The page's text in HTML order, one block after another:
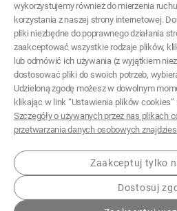
Pomoc
Płatności i
Informacje
O nas
wykorzystujemy również do mierzenia
korzystania z naszej strony internetowej.
pliki niezbędne do poprawnego działania
zaakceptować wszystkie rodzaje plików,
lub odmówić ich używania (z wyjątkiem
dostosować pliki do swoich potrzeb,
Udzieloną zgodę możesz w dowolnym
klikając w link “Ustawienia plików cookies”
Szczegóły o używanych przez nas plikach
przetwarzania danych osobowych
Zaakceptuj tylko
Dostosuj